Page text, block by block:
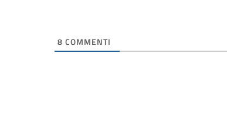
8 COMMENTI